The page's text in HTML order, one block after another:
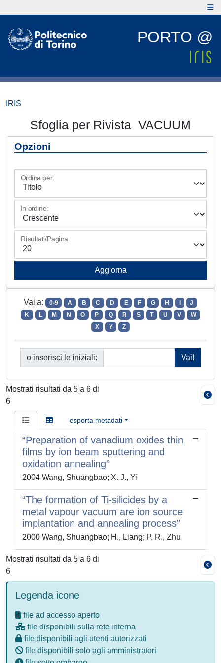
PORTO @
IRIS
Sfoglia per Rivista VACUUM
Opzioni
Ordina per:
In ordine:
Risultati/Pagina
Vai a: 0-9 A B C D E F G H
J
K
L M N O P Q R S T U V
W
X
Y Z
o inserisci le iniziali:
Mostrati risultati da 5 a 6 di
6
esporta metadati
“Preparation of vanadium oxides thin
films by ion beam sputtering and
oxidation annealing”
2004 Wang, Shuangbao; X. J., Yi
“The formation of Ti-silicides by a
metal vapour vacuum are ion source
implantation and annealing process”
2000 Wang, Shuangbao; H., Liang; P. R., Zhu
Mostrati risultati da 5 a 6 di
6
Legenda icone
file ad accesso aperto
file disponibili sulla rete interna
file disponibili agli utenti autorizzati
file disponibili solo agli amministratori